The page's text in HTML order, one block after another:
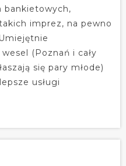
bankietowych,
imprez, na pewno
(Poznań i cały
się pary młode)
usługi